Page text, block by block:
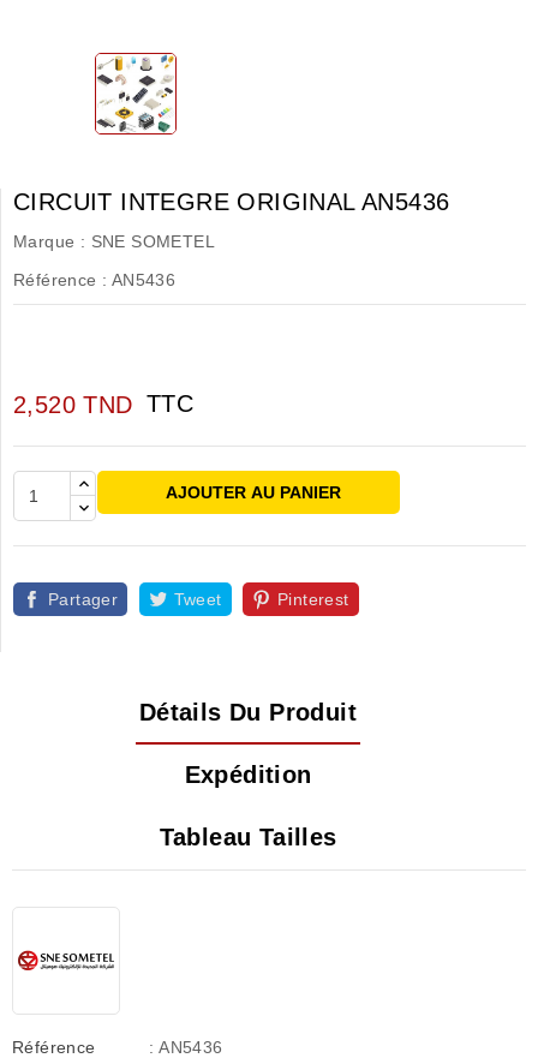
CIRCUIT INTEGRE ORIGINAL AN5436
Marque : SNE SOMETEL
Référence : AN5436
2,520 TND TTC
AJOUTER AU PANIER
Partager Tweet Pinterest
Détails Du Produit
Expédition
Tableau Tailles
Référence : AN5436